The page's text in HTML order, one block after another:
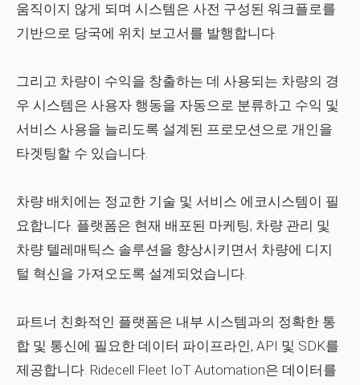
움직이지 않게 되며 시스템은 사전 구성된 워크플로를
기반으로 당국에 위치 보고서를 발행합니다.
그리고 차량이 수익을 창출하는 데 사용되는 차량의 경
우 시스템은 사용자 행동을 자동으로 분류하고 수익 및
서비스 사용을 늘리도록 설계된 프로모션으로 개인을
타겟팅할 수 있습니다.
차량 배치에는 정교한 기술 및 서비스 에코시스템이 필
요합니다. 플랫폼은 현재 배포된 마케팅, 차량 관리 및
차량 텔레매틱스 솔루션을 향상시키면서 차량에 디지
털 혁신을 가져오도록 설계되었습니다.
파트너 친화적인 플랫폼은 내부 시스템과의 정확한 통
합 및 통신에 필요한 데이터 파이프라인, API 및 SDK를
제공합니다. Ridecell Fleet IoT Automation은 데이터를